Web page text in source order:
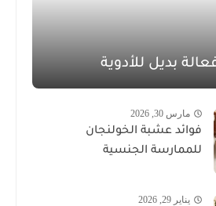
بديل للأدوية
مارس 30, 2026
فوائد عشبة الخولنجان
للممارسة الجنسية
يناير 29, 2026